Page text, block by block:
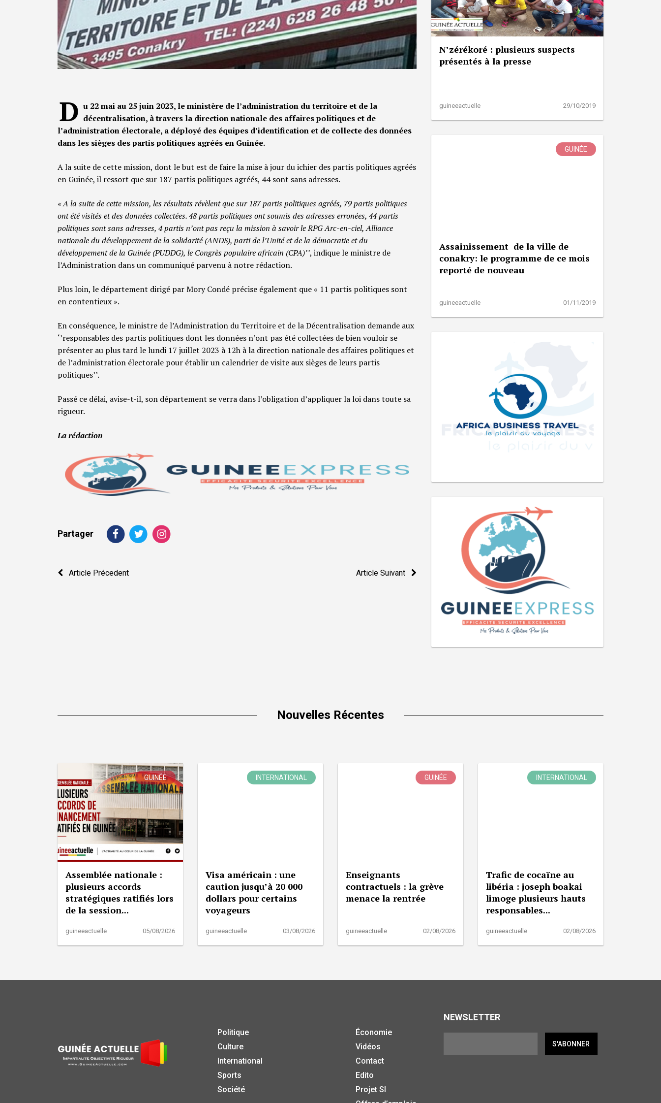
D u 22 mai au 25 juin 2023, le ministère de l’administration du territoire et de la
décentralisation, à travers la direction nationale des affaires politiques et de
l’administration électorale, a déployé des équipes d’identification et de collecte des données
dans les sièges des partis politiques agréés en Guinée.
A la suite de cette mission, dont le but est de faire la mise à jour du ichier des partis politiques agréés
en Guinée, il ressort que sur 187 partis politiques agréés, 44 sont sans adresses.
« A la suite de cette mission, les résultats révèlent que sur 187 partis politiques agréés, 79 partis politiques
ont été visités et des données collectées. 48 partis politiques ont soumis des adresses erronées, 44 partis
politiques sont sans adresses, 4 partis n’ont pas reçu la mission à savoir le RPG Arc-en-ciel, Alliance
nationale du développement de la solidarité (ANDS), parti de l’Unité et de la démocratie et du
développement de la Guinée (PUDDG), le Congrès populaire africain (CPA)’’, indique le ministre de
l’Administration dans un communiqué parvenu à notre rédaction.
Plus loin, le département dirigé par Mory Condé précise également que « 11 partis politiques sont
en contentieux ».
En conséquence, le ministre de l’Administration du Territoire et de la Décentralisation demande aux
‘’responsables des partis politiques dont les données n’ont pas été collectées de bien vouloir se
présenter au plus tard le lundi 17 juillet 2023 à 12h à la direction nationale des affaires politiques et
de l’administration électorale pour établir un calendrier de visite aux sièges de leurs partis
politiques’’.
Passé ce délai, avise-t-il, son département se verra dans l’obligation d’appliquer la loi dans toute sa
rigueur.
La rédaction
Partager
Navigation
Article Précedent Article Suivant
N’zérékoré : plusieurs suspects
présentés à la presse
guineeactuelle 29/10/2019
GUINÉE
Assainissement de la ville de
conakry: le programme de ce mois
reporté de nouveau
guineeactuelle 01/11/2019
Nouvelles Récentes
GUINÉE
Assemblée nationale :
plusieurs accords
stratégiques ratifiés lors
de la session...
guineeactuelle 05/08/2026
INTERNATIONAL
Visa américain : une
caution jusqu’à 20 000
dollars pour certains
voyageurs
guineeactuelle 03/08/2026
GUINÉE
Enseignants
contractuels : la grève
menace la rentrée
guineeactuelle 02/08/2026
INTERNATIONAL
Trafic de cocaïne au
libéria : joseph boakai
limoge plusieurs hauts
responsables...
guineeactuelle 02/08/2026
Politique
Culture
International
Sports
Société
Économie
Vidéos
Contact
Edito
Projet SI
NEWSLETTER
S'ABONNER